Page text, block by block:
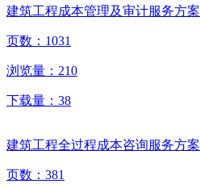
建筑工程成本管理及审计服务方案
页数： 1031
浏览量： 210
下载量： 38
建筑工程全过程成本咨询服务方案
页数： 381